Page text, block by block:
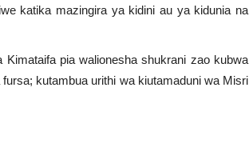
katika mazingira ya kidini au ya kidunia na
pia walionesha shukrani zao kubwa
kutambua urithi wa kiutamaduni wa Misri